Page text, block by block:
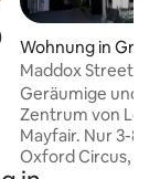
Bewertung:
Wohnung in
Maddox Street
Geräumige und
Zentrum von
Mayfair. Nur 3-8
Oxford Circus,